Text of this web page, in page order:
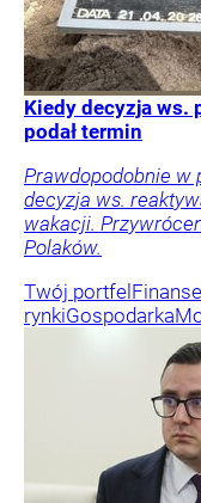
Kiedy decyzja ws.
podał termin
Prawdopodobnie w
decyzja ws.
wakacji.
Polaków.
Twój portfel
rynkiGospodarka